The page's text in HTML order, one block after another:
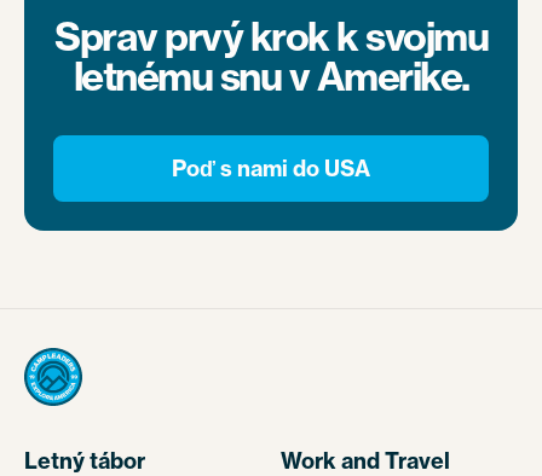
Sprav prvý krok k svojmu
letnému snu v Amerike.
Poď s nami do USA
Letný tábor Work and Travel